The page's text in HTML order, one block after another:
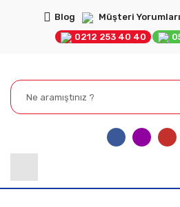
Blog Müşteri Yorumları
0212 253 40 40